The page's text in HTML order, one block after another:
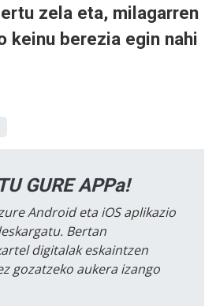
zela eta, milagarren
keinu berezia egin nahi
GURE APPa!
Android eta iOS aplikazio
Bertan
digitalak eskaintzen
gozatzeko aukera izango